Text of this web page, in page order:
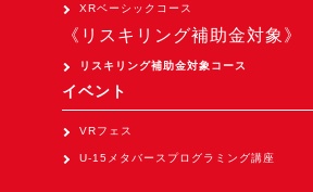
HoloLens 2 アプリ開発研修
《研究会》
XRビジネスフォーラム
XRベーシックコース
《リスキリング補助金対象》
リスキリング補助金対象コース
イベント
VRフェス
U-15メタバースプログラミング講座